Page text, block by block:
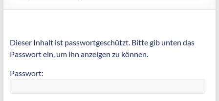
Dieser Inhalt ist passwortgeschützt. Bitte gib unten das
Passwort ein, um ihn anzeigen zu können.
Passwort: